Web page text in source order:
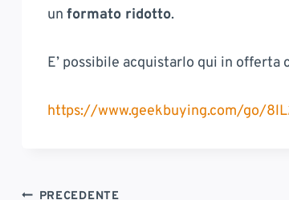
un formato ridotto.
E’ possibile acquistarlo qui in offerta
https://www.geekbuying.com/go/
PRECEDENTE